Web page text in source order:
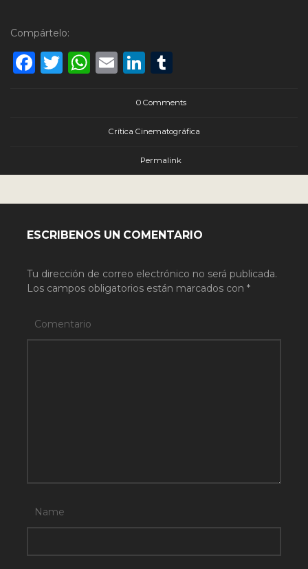
Compártelo:
Facebook
Twitter
WhatsApp
EmailLinkedIn
0 Comments
Crítica Cinematográfica
Permalink
ESCRIBENOS UN COMENTARIO
Tu dirección de correo electrónico no será publicada.
Los campos obligatorios están marcados con *
Comentario
Name